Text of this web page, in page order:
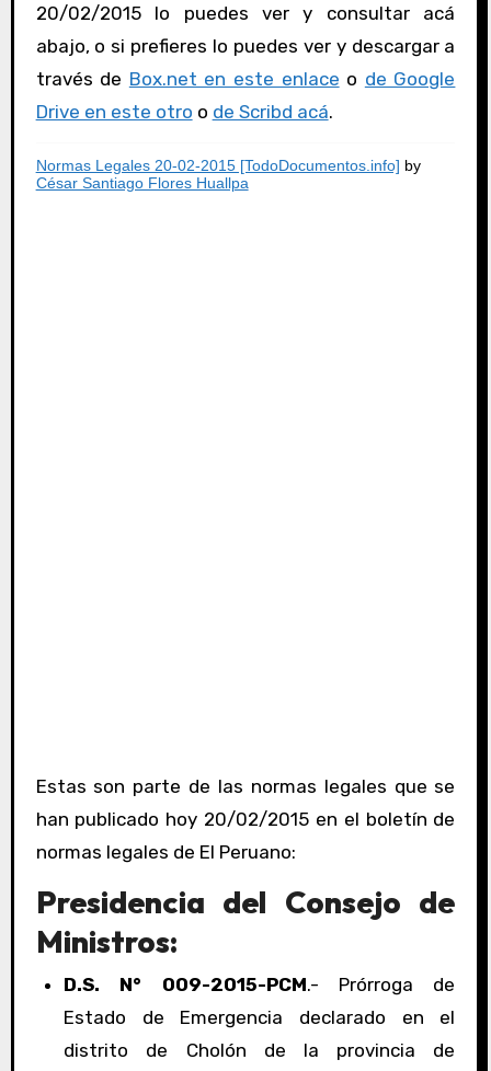
20/02/2015 lo puedes ver y consultar acá
abajo, o si prefieres lo puedes ver y descargar a
través de Box.net en este enlace o de Google
Drive en este otro o de Scribd acá.
Normas Legales 20-02-2015 [TodoDocumentos.info] by
César Santiago Flores Huallpa
Estas son parte de las normas legales que se
han publicado hoy 20/02/2015 en el boletín de
normas legales de El Peruano:
Presidencia del Consejo de
Ministros:
D.S. N° 009-2015-PCM.- Prórroga de
Estado de Emergencia declarado en el
distrito de Cholón de la provincia de